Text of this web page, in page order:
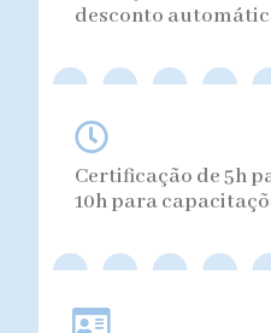
desconto
Certificação de 5h
10h para